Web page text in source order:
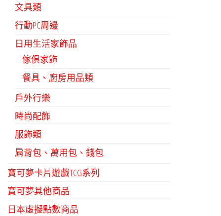
文具類
行動PC周邊
日用生活家飾品
傢俱家飾
餐具、廚房用品類
戶外行樂
時尚配飾
服飾類
肩背包、萬用包、錢包
寶可夢卡片遊戲TCG系列
寶可夢其他商品
日本虛擬點數商品